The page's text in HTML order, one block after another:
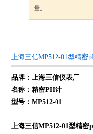
量。
上海三信MP512-01型精密
品牌：上海三信仪表厂
名称：精密PH计
型号：MP512-01
上海三信MP512-01型精密